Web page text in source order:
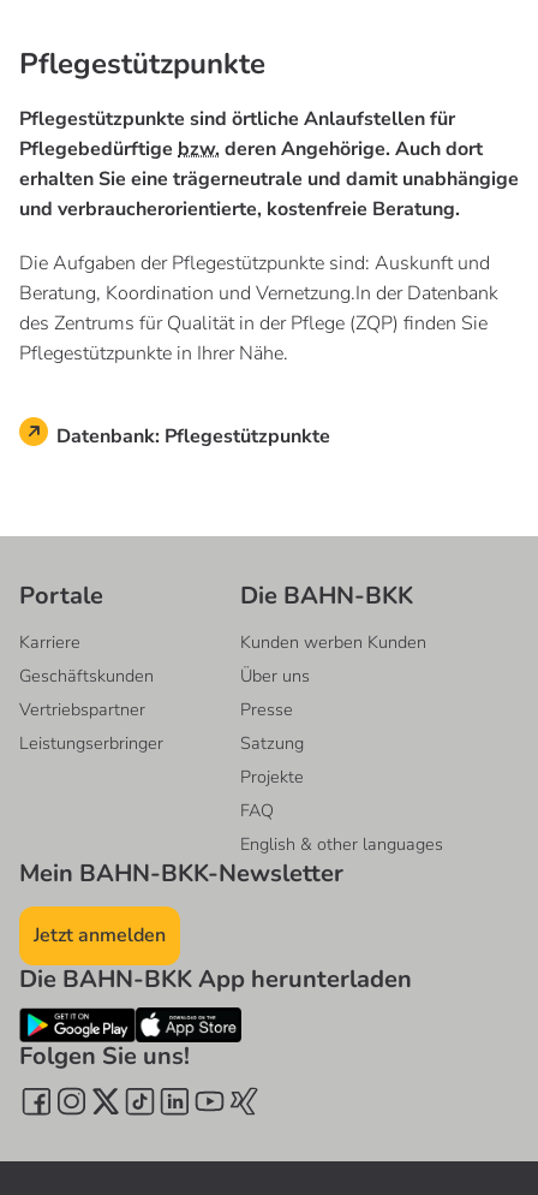
Pflegestützpunkte
Pflegestützpunkte sind örtliche Anlaufstellen für
Pflegebedürftige bzw. deren Angehörige. Auch dort
erhalten Sie eine trägerneutrale und damit unabhängige
und verbraucherorientierte, kostenfreie Beratung.
Die Aufgaben der Pflegestützpunkte sind: Auskunft und
Beratung, Koordination und Vernetzung.In der Datenbank
des Zentrums für Qualität in der Pflege (ZQP) finden Sie
Pflegestützpunkte in Ihrer Nähe.
Datenbank: Pflegestützpunkte
Portale
Karriere
Geschäftskunden
Vertriebspartner
Leistungserbringer
Die BAHN-BKK
Kunden werben Kunden
Über uns
Presse
Satzung
Projekte
FAQ
English & other languages
Mein BAHN-BKK-Newsletter
Jetzt anmelden
Die BAHN-BKK App herunterladen
Folgen Sie uns!